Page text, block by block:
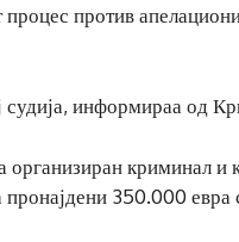
против
судија, информираа од
организиран криминал
350.000 евра